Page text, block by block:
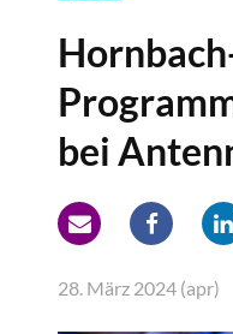
bei
28. März 2024 (apr)